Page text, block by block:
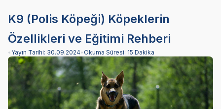
K9 (Polis Köpeği) Köpeklerin
Özellikleri ve Eğitimi Rehberi
• Yayın Tarihi: 30.09.2024•Okuma Süresi: 15 Dakika